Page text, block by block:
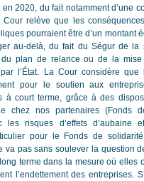
2020, du fait notamment d’une
Cour relève que les
pourraient être d’un montant
au-delà, du fait du Ségur de la
du plan de relance ou de la
l’État. La Cour considère que
pour le soutien aux
à court terme, grâce à des
chez nos partenaires (Fonds
les risques d’effets d’aubaine
pour le Fonds de solidarité
va pas sans soulever la question
terme dans la mesure où elles
l’endettement des entreprises.